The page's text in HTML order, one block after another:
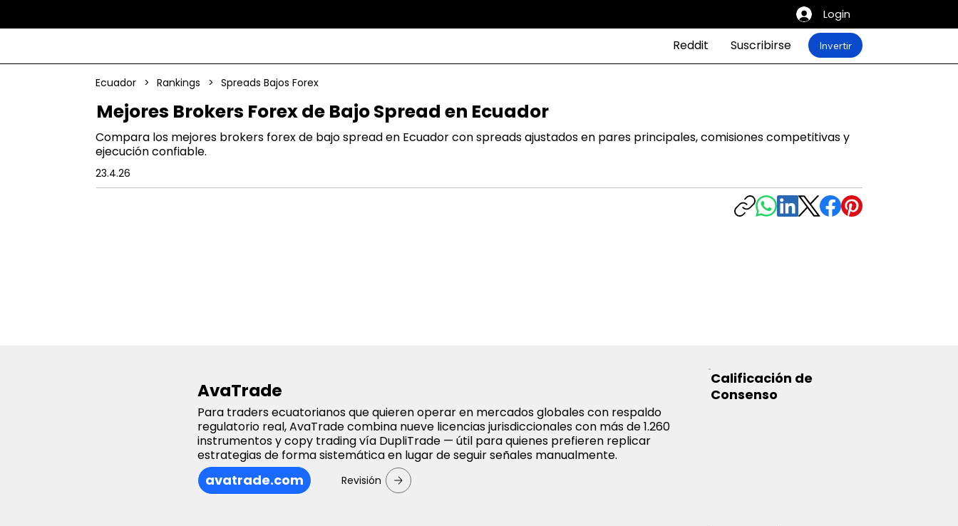
Login
Reddit Suscribirse Invertir
Mejores Brokers Forex de Bajo Spread en Ecuador
Compara los mejores brokers forex de bajo spread en Ecuador con spreads ajustados en pares principales, comisiones competitivas y
ejecución confiable.
Ecuador > Rankings > Spreads Bajos Forex
23.4.26
AvaTrade
Para traders ecuatorianos que quieren operar en mercados globales con respaldo
regulatorio real, AvaTrade combina nueve licencias jurisdiccionales con más de 1.260
instrumentos y copy trading vía DupliTrade — útil para quienes prefieren replicar
estrategias de forma sistemática en lugar de seguir señales manualmente.
avatrade.com Revisión
Calificación de
Consenso